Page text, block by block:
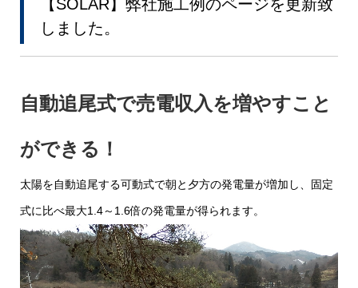
【SOLAR】弊社施工例のページを更新致
しました。
自動追尾式で売電収入を増やすこと
ができる！
太陽を自動追尾する可動式で朝と夕方の発電量が増加し、固定
式に比べ最大1.4～1.6倍の発電量が得られます。
会社概要